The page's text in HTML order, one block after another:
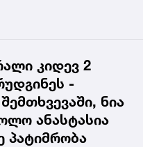
კიდევ 2
-
ნია
ანასტასია
პატიმრობა